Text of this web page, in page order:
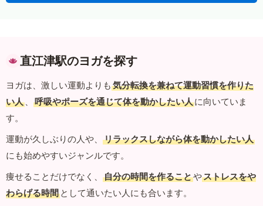
直江津駅のヨガを探す
ヨガは、激しい運動よりも 気分転換を兼ねて運動習慣を作りた
い人 、 呼吸やポーズを通じて体を動かしたい人に向いていま
す。
運動が久しぶりの人や、
リラックスしながら体を動かしたい人
にも始めやすいジャンルです。
痩せることだけでなく、
自分の時間を作ることやストレスをや
わらげる時間 として通いたい人にも合います。